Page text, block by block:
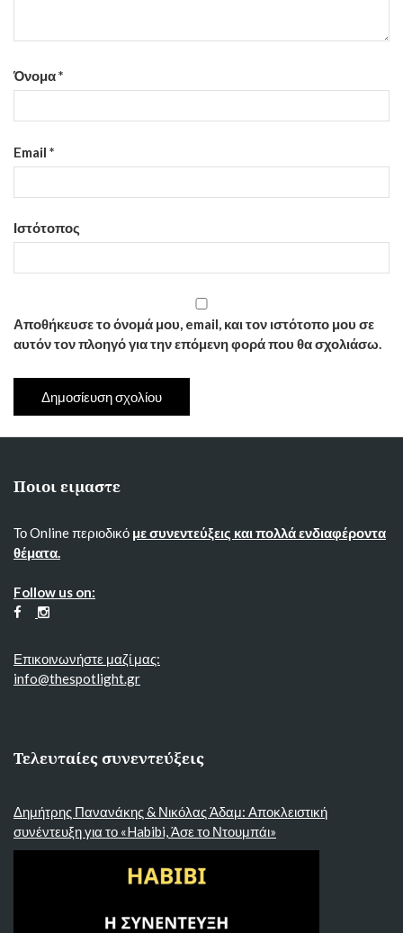
Όνομα*
Email *
Ιστότοπος
Αποθήκευσε το όνομά μου, email, και τον ιστότοπο μου σε
αυτόν τον πλοηγό για την επόμενη φορά που θα σχολιάσω.
Ποιοι ειμαστε
Το Online περιοδικό με συνεντεύξεις και πολλά ενδιαφέροντα
θέματα.
Follow us on:
Επικοινωνήστε μαζί μας:
info@thespotlight.gr
Τελευταίες συνεντεύξεις
Δημήτρης Πανανάκης & Νικόλας Άδαμ: Αποκλειστική
συνέντευξη για το «Habibi, Άσε το Ντουμπάι»